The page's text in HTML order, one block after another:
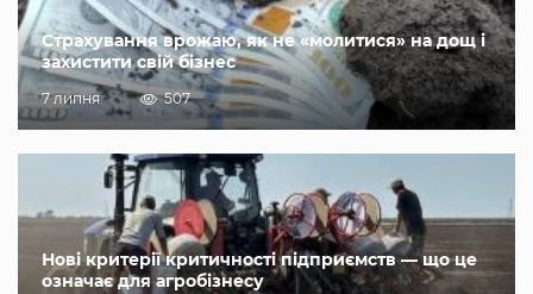
Страхування врожаю, як не «молитися» на дощ і
захистити свій бізнес
7 липня 507
Нові критерії критичності підприємств — що це
означає для агробізнесу